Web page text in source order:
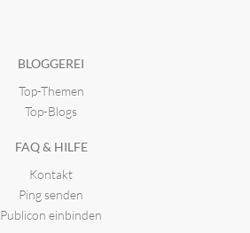
BLOGGEREI
Top-Themen
Top-Blogs
FAQ & HILFE
Kontakt
Ping senden
Publicon einbinden